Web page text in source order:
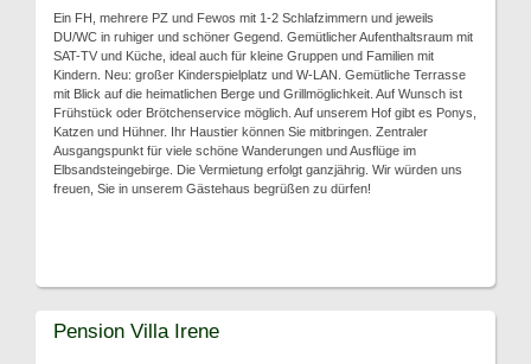
Ein FH, mehrere PZ und Fewos mit 1-2 Schlafzimmern und jeweils
DU/WC in ruhiger und schöner Gegend. Gemütlicher Aufenthaltsraum mit
SAT-TV und Küche, ideal auch für kleine Gruppen und Familien mit
Kindern. Neu: großer Kinderspielplatz und W-LAN. Gemütliche Terrasse
mit Blick auf die heimatlichen Berge und Grillmöglichkeit. Auf Wunsch ist
Frühstück oder Brötchenservice möglich. Auf unserem Hof gibt es Ponys,
Katzen und Hühner. Ihr Haustier können Sie mitbringen. Zentraler
Ausgangspunkt für viele schöne Wanderungen und Ausflüge im
Elbsandsteingebirge. Die Vermietung erfolgt ganzjährig. Wir würden uns
freuen, Sie in unserem Gästehaus begrüßen zu dürfen!
Pension Villa Irene